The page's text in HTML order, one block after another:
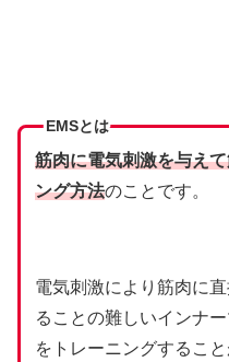
EMSとは
筋肉に電気刺激を与え
ング方法のことです。
電気刺激により筋肉に
ることの難しいインナ
をトレーニングするこ